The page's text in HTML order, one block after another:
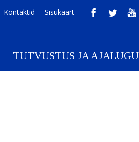
Kontaktid Sisukaart
TUTVUSTUS JA AJALUGU